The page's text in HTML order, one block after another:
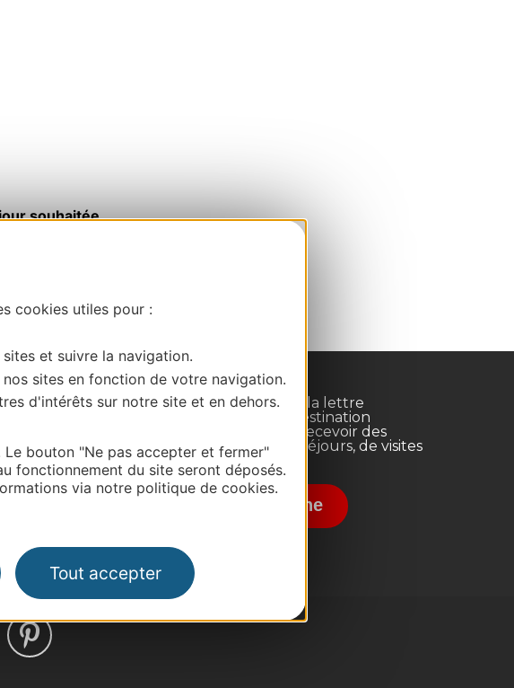
cookies utiles pour :
et suivre la navigation.
sites en fonction de votre navigation.
d'intérêts sur notre site et en dehors.
bouton "Ne pas accepter et fermer"
fonctionnement du site seront déposés.
via notre politique de cookies.
Tout accepter
souhaitée
et d'influence
Inscrivez-vous à la lettre
d'information Destination
Occitanie pour recevoir des
suggestions de séjours, de visites
et de sorties.
Je m'abonne